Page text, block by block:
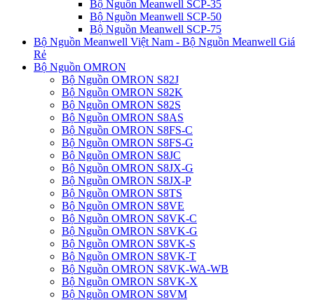
Bộ Nguồn Meanwell SCP-35
Bộ Nguồn Meanwell SCP-50
Bộ Nguồn Meanwell SCP-75
Bộ Nguồn Meanwell Việt Nam - Bộ Nguồn Meanwell Giá
Rẻ
Bộ Nguồn OMRON
Bộ Nguồn OMRON S82J
Bộ Nguồn OMRON S82K
Bộ Nguồn OMRON S82S
Bộ Nguồn OMRON S8AS
Bộ Nguồn OMRON S8FS-C
Bộ Nguồn OMRON S8FS-G
Bộ Nguồn OMRON S8JC
Bộ Nguồn OMRON S8JX-G
Bộ Nguồn OMRON S8JX-P
Bộ Nguồn OMRON S8TS
Bộ Nguồn OMRON S8VE
Bộ Nguồn OMRON S8VK-C
Bộ Nguồn OMRON S8VK-G
Bộ Nguồn OMRON S8VK-S
Bộ Nguồn OMRON S8VK-T
Bộ Nguồn OMRON S8VK-WA-WB
Bộ Nguồn OMRON S8VK-X
Bộ Nguồn OMRON S8VM